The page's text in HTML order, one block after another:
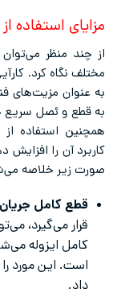
مزایای استفاده
از چند منظر
مختلف نگاه کرد.
به عنوان مزیت‌های
همچنین استفاده از
کاربرد آن را افزایش
صورت زیر خلاصه
قطع کامل
قرار می‌گیرد،
کامل ایزوله
است. این مورد
داد.